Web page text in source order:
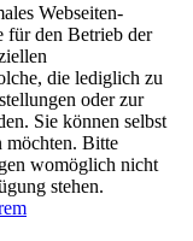
Webseiten-
für den Betrieb der
die lediglich zu
oder zur
Sie können selbst
möchten. Bitte
womöglich nicht
stehen.